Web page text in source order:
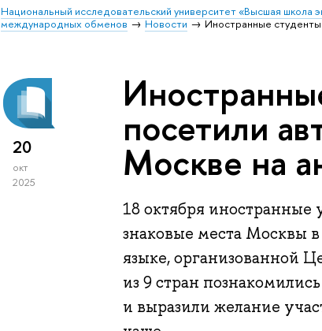
Национальный исследовательский университет «Высшая школа
международных обменов
Новости Иностранные
20
окт
2025
посетили
Москве на
18 октября
знаковые места Москвы
языке, организованной
из 9 стран
и выразили желание